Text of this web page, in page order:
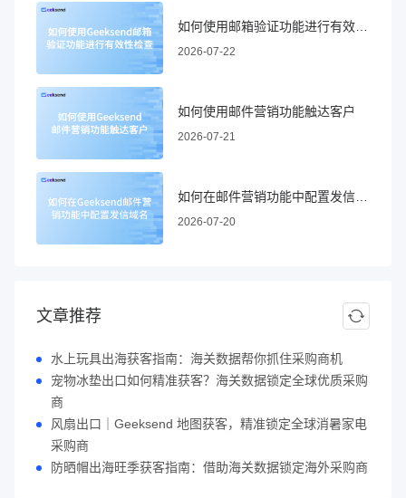
2026-07-22
如何使用邮件营销功能触达客户
2026-07-21
2026-07-20
文章推荐
水上玩具出海获客指南：海关数据帮你抓住采购商机
宠物冰垫出口如何精准获客？海关数据锁定全球优质采购
商
风扇出口｜Geeksend 地图获客，精准锁定全球消暑家电
采购商
防晒帽出海旺季获客指南：借助海关数据锁定海外采购商